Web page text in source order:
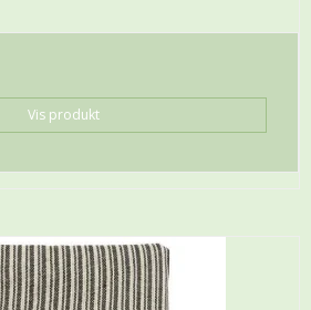
Vis produkt